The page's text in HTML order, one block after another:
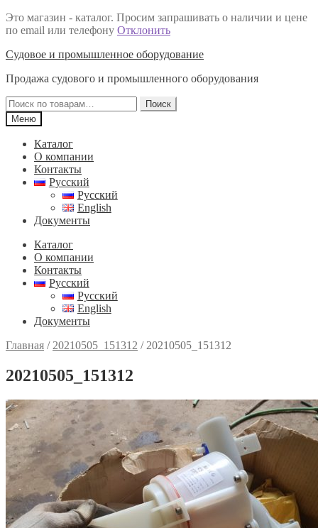
Это магазин - каталог. Просим запрашивать о наличии и цене
по email или телефону Отклонить
Перейти
навигации
Перейти
содержимому
Судовое и промышленное оборудование
Продажа судового и промышленного оборудования
Искать:
Поиск
Меню
Каталог
О компании
Контакты
Русский
Русский
English
Документы
Каталог
О компании
Контакты
Русский
Русский
English
Документы
Главная / 20210505_151312 / 20210505_151312
20210505_151312